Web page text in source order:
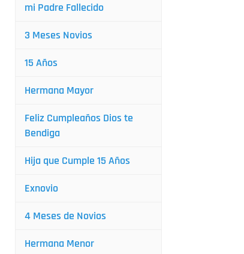
mi Padre Fallecido
3 Meses Novios
15 Años
Hermana Mayor
Feliz Cumpleaños Dios te
Bendiga
Hija que Cumple 15 Años
Exnovio
4 Meses de Novios
Hermana Menor